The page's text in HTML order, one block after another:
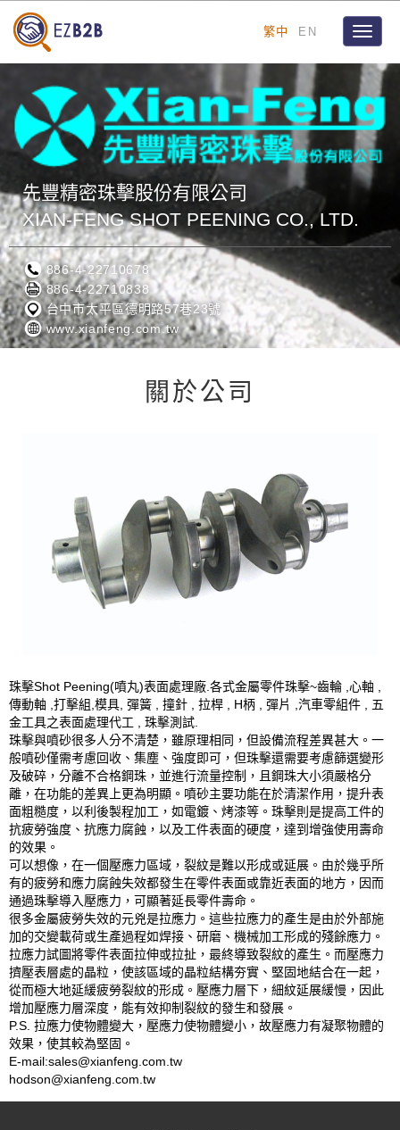
繁中 EN
Toggle
先豐精密珠擊股份有限公司
XIAN-FENG SHOT PEENING CO., LTD.
886-4-22710678
886-4-22710838
台中市太平區德明路57巷23號
www.xianfeng.com.tw
關於公司
珠擊Shot Peening(噴丸)表面處理廠.各式金屬零件珠擊~齒輪 ,心軸 ,
傳動軸 ,打擊組,模具, 彈簧 , 撞針 , 拉桿 , H柄 , 彈片 ,汽車零組件 , 五
金工具之表面處理代工 , 珠擊測試.
珠擊與噴砂很多人分不清楚，雖原理相同，但設備流程差異甚大。一
般噴砂僅需考慮回收、集塵、強度即可，但珠擊還需要考慮篩選變形
及破碎，分離不合格鋼珠，並進行流量控制，且鋼珠大小須嚴格分
離，在功能的差異上更為明顯。噴砂主要功能在於清潔作用，提升表
面粗糙度，以利後製程加工，如電鍍、烤漆等。珠擊則是提高工件的
抗疲勞強度、抗應力腐蝕，以及工件表面的硬度，達到增強使用壽命
的效果。
可以想像，在一個壓應力區域，裂紋是難以形成或延展。由於幾乎所
有的疲勞和應力腐蝕失效都發生在零件表面或靠近表面的地方，因而
通過珠擊導入壓應力，可顯著延長零件壽命。
很多金屬疲勞失效的元兇是拉應力。這些拉應力的產生是由於外部施
加的交變載荷或生產過程如焊接、研磨、機械加工形成的殘餘應力。
拉應力試圖將零件表面拉伸或拉扯，最終導致裂紋的產生。而壓應力
擠壓表層處的晶粒，使該區域的晶粒結構夯實、堅固地結合在一起，
從而極大地延緩疲勞裂紋的形成。壓應力層下，細紋延展緩慢，因此
增加壓應力層深度，能有效抑制裂紋的發生和發展。
P.S. 拉應力使物體變大，壓應力使物體變小，故壓應力有凝聚物體的
效果，使其較為堅固。
E-mail:sales@xianfeng.com.tw
hodson@xianfeng.com.tw